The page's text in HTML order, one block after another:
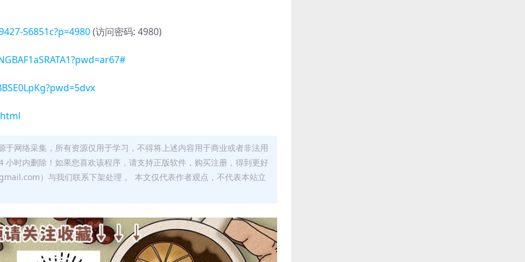
56851c?p=4980(访问密码: 4980)
网络采集，所有资源仅用于学习，不得将上述内容用于商业或者非法用
时内删除！如果您喜欢该程序，请支持正版软件，购买注册，得到更好
）与我们联系下架处理 。 本文仅代表作者观点，不代表本站立